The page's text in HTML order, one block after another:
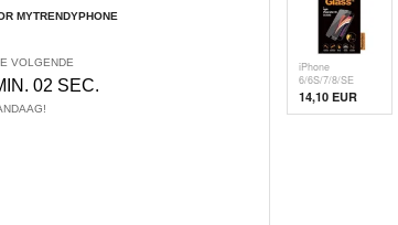
MYTRENDYPHONE
VOLGENDE
02 SEC.
iPhone
6/6S/7/8/SE
(2020)/SE (
14,10 EUR